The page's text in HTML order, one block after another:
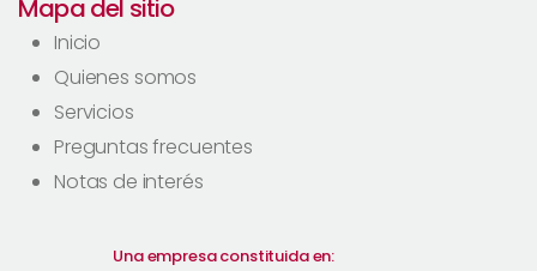
Mapa del sitio
Inicio
Quienes somos
Servicios
Preguntas frecuentes
Notas de interés
Una empresa constituida en: